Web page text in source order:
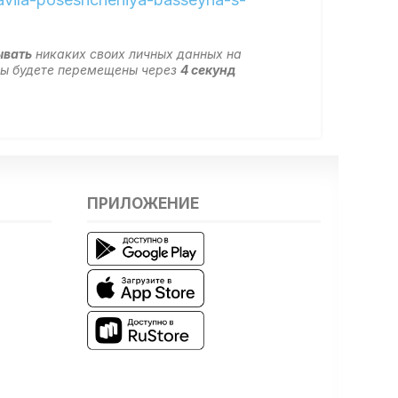
никаких своих личных данных на
будете перемещены через4секунд
ПРИЛОЖЕНИЕ